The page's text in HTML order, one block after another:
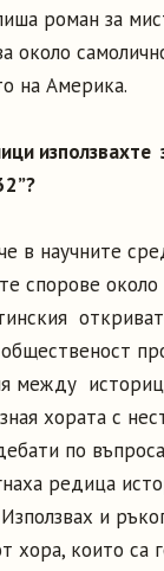
роман за
около
на Америка.
използвахте
в научните
спорове
между
хората с
по
редица
и
хора, които са